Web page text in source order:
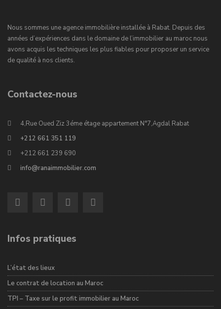
Nous sommes une agence immobilière installée à Rabat. Depuis des
années d’expériences dans le domaine de l’immobilier au maroc nous
avons acquis les techniques les plus fiables pour proposer un service
de qualité à nos clients.
Contactez-nous
4,Rue Oued Ziz 3éme étage appartement N°7,Agdal Rabat
+212 661 351 119
+212 661 239 690
info@ranaimmobilier.com
Infos pratiques
L’état des lieux
Le contrat de location au Maroc
TPI – Taxe sur le profit immobilier au Maroc